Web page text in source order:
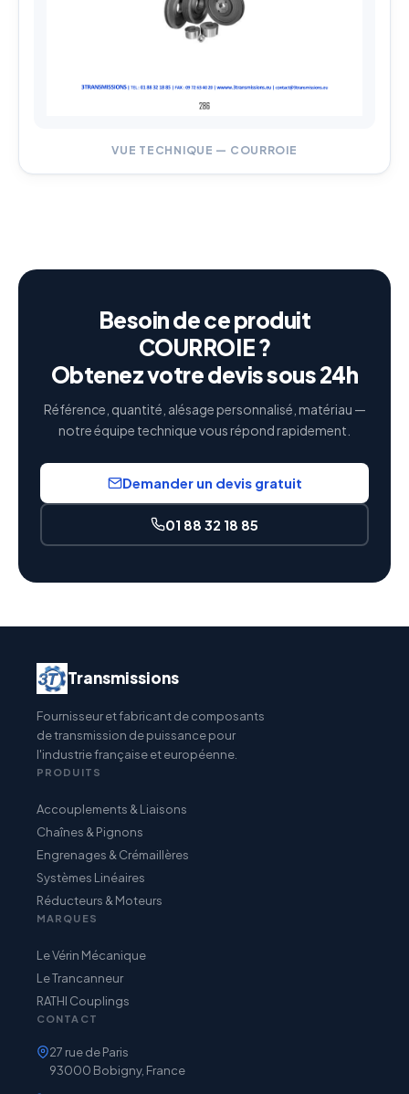
VUE TECHNIQUE — COURROIE
Besoin de ce produit
COURROIE ?
Obtenez votre devis sous 24h
Référence, quantité, alésage personnalisé, matériau —
notre équipe technique vous répond rapidement.
Demander un devis gratuit
01 88 32 18 85
Transmissions
Fournisseur et fabricant de composants
de transmission de puissance pour
l'industrie française et européenne.
PRODUITS
Accouplements & Liaisons
Chaînes & Pignons
Engrenages & Crémaillères
Systèmes Linéaires
Réducteurs & Moteurs
MARQUES
Le Vérin Mécanique
Le Trancanneur
RATHI Couplings
CONTACT
27 rue de Paris
93000 Bobigny, France